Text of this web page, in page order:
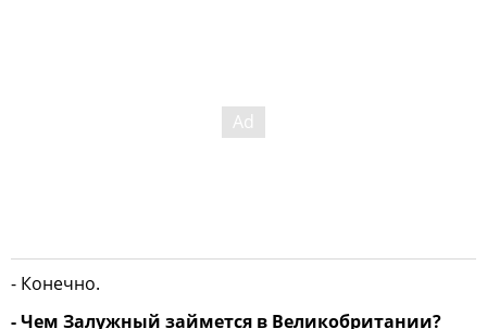
- Конечно.
- Чем Залужный займется в Великобритании?